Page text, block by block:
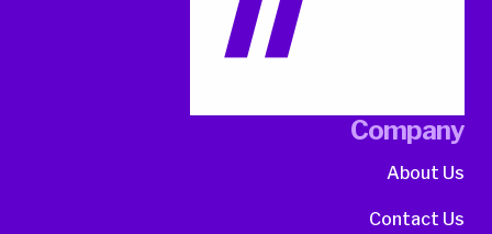
Company
About Us
Contact Us